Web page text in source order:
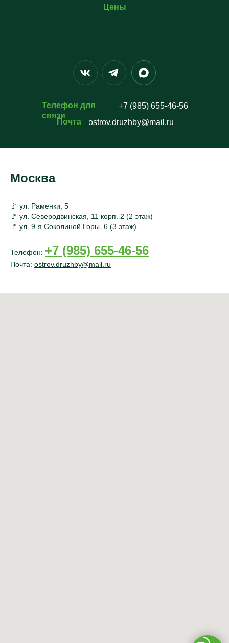
Цены
Почта
Телефон для
связи
+7 (985) 655-46-56
ostrov.druzhby@mail.ru
Москва
🚩 ул. Раменки, 5
🚩 ул. Северодвинская, 11 корп. 2 (2 этаж)
🚩 ул. 9-я Соколиной Горы, 6 (3 этаж)
Телефон: +7 (985) 655-46-56
Почта: ostrov.druzhby@mail.ru